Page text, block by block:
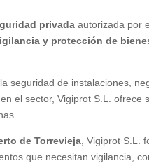
privada autorizada por
y protección de
seguridad de instalaciones,
el sector, Vigiprot S.L.
de Torrevieja , Vigiprot S.L.
que necesitan vigilancia,